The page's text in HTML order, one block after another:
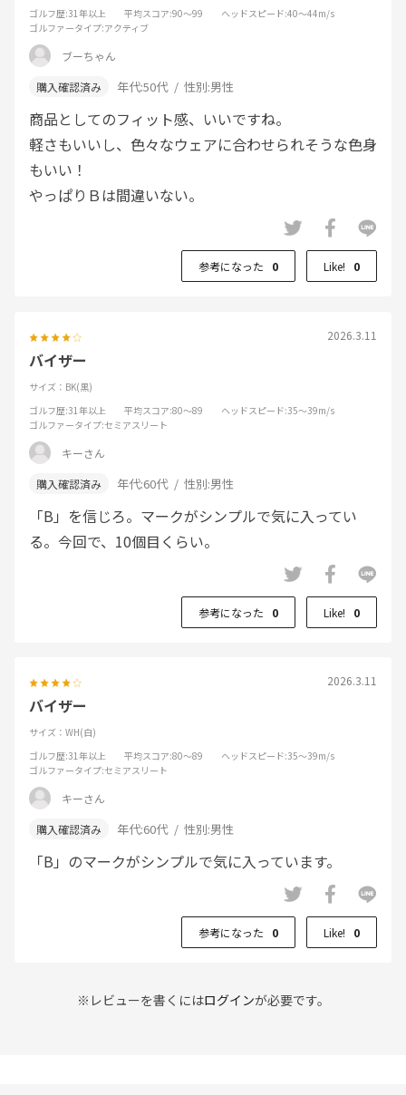
ゴルフ歴:31年以上 平均スコア:90～99 ヘッドスピード:40～44m/s
ゴルファータイプ:アクティブ
ブーちゃん
年代:50代 性別:男性
商品としてのフィット感、いいですね。
軽さもいいし、色々なウェアに合わせられそうな色身
もいい！
やっぱりＢは間違いない。
参考になった 0 Like! 0
2026.3.11
バイザー
サイズ：BK(黒)
ゴルフ歴:31年以上 平均スコア:80～89 ヘッドスピード:35～39m/s
ゴルファータイプ:セミアスリート
キーさん
年代:60代 性別:男性
「B」を信じろ。マークがシンプルで気に入ってい
る。今回で、10個目くらい。
参考になった 0 Like! 0
2026.3.11
バイザー
サイズ：WH(白)
ゴルフ歴:31年以上 平均スコア:80～89 ヘッドスピード:35～39m/s
ゴルファータイプ:セミアスリート
キーさん
年代:60代 性別:男性
「B」のマークがシンプルで気に入っています。
参考になった 0 Like! 0
※レビューを書くにはログインが必要です。